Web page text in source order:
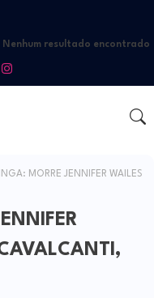
Nenhum resultado encontrado
MORRE JENNIFER WAILES